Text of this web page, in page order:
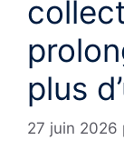
plus
27 juin 2026